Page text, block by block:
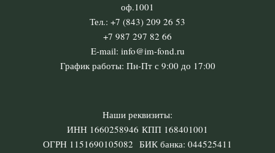
оф.1001
Тел.: +7 (843) 209 26 53
+7 987 297 82 66
E-mail: info@im-fond.ru
График работы: Пн-Пт с 9:00 до 17:00
Наши реквизиты:
ИНН 1660258946 КПП 168401001
ОГРН 1151690105082 БИК банка: 044525411